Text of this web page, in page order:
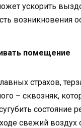
ускорить
возникновения
помещение
страхов,
– сквозняк,
состояние
свежий воздух